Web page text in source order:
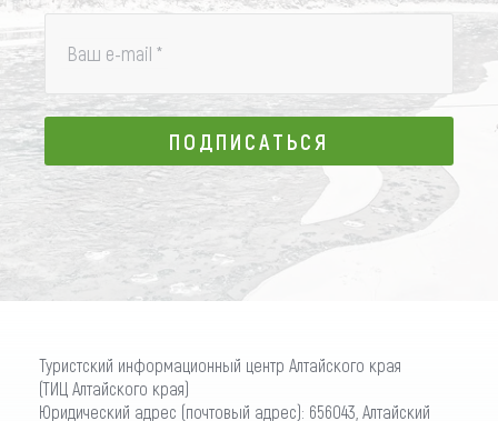
Ваш e-mail *
ПОДПИСАТЬСЯ
ПОДПИСАТЬСЯ
Туристский информационный центр Алтайского края
(ТИЦ Алтайского края)
Юридический адрес (почтовый адрес): 656043, Алтайский